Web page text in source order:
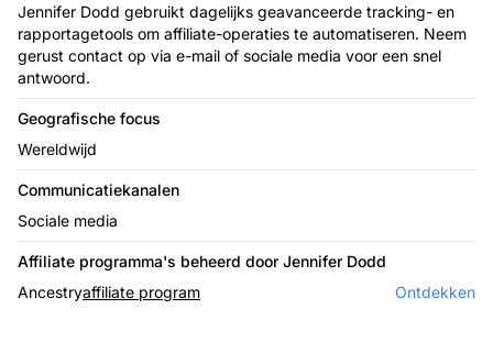
Jennifer Dodd gebruikt dagelijks geavanceerde tracking- en
rapportagetools om affiliate-operaties te automatiseren. Neem
gerust contact op via e-mail of sociale media voor een snel
antwoord.
Geografische focus
Wereldwijd
Communicatiekanalen
Sociale media
Affiliate programma's beheerd door Jennifer Dodd
Ancestryaffiliate program Ontdekken